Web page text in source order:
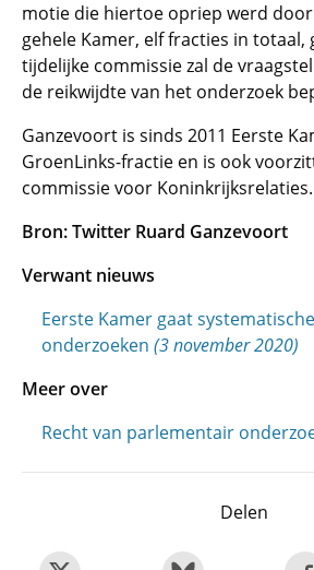
motie die hiertoe opriep werd
gehele Kamer, elf fracties in totaal,
tijdelijke commissie zal de
de reikwijdte van het onderzoek
Ganzevoort is sinds 2011 Eerste
GroenLinks-fractie en is ook
commissie voor Koninkrijksrelaties.
Bron: Twitter Ruard Ganzevoort
Verwant nieuws
Eerste Kamer gaat
onderzoeken (3 november 2020)
Meer over
Recht van parlementair
Delen